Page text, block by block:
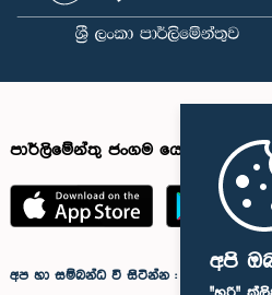
අපි
පාර්ලිමේන්තු ජංගම යෙදුම
අප හා සම්බන්ධ වී සිටින්න :